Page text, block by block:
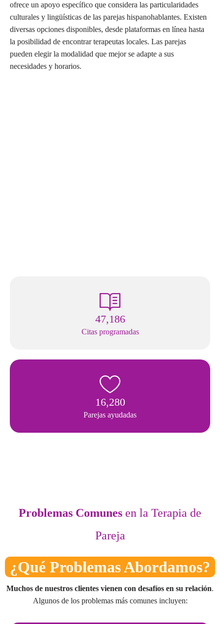
ofrece un apoyo específico que considera las particularidades
culturales y lingüísticas de las parejas hispanohablantes. Existen
diversas opciones disponibles, desde plataformas en línea hasta
la posibilidad de encontrar terapeutas locales. Las parejas
pueden elegir la modalidad que mejor se adapte a sus
necesidades y horarios.
47,186
Citas programadas
16,280
Parejas ayudadas
Problemas Comunes en la Terapia de
Pareja
¿Qué Problemas Abordamos?​
Muchos de nuestros clientes vienen con desafíos en su relación.
Algunos de los problemas más comunes incluyen: